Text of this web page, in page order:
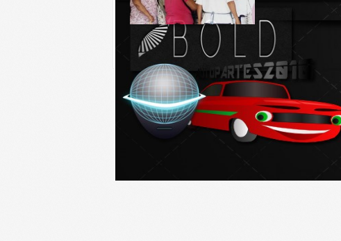
MÉRIDA, Yuc.- Yucatán se
mantiene como uno de...
Ratifican a los
municipales